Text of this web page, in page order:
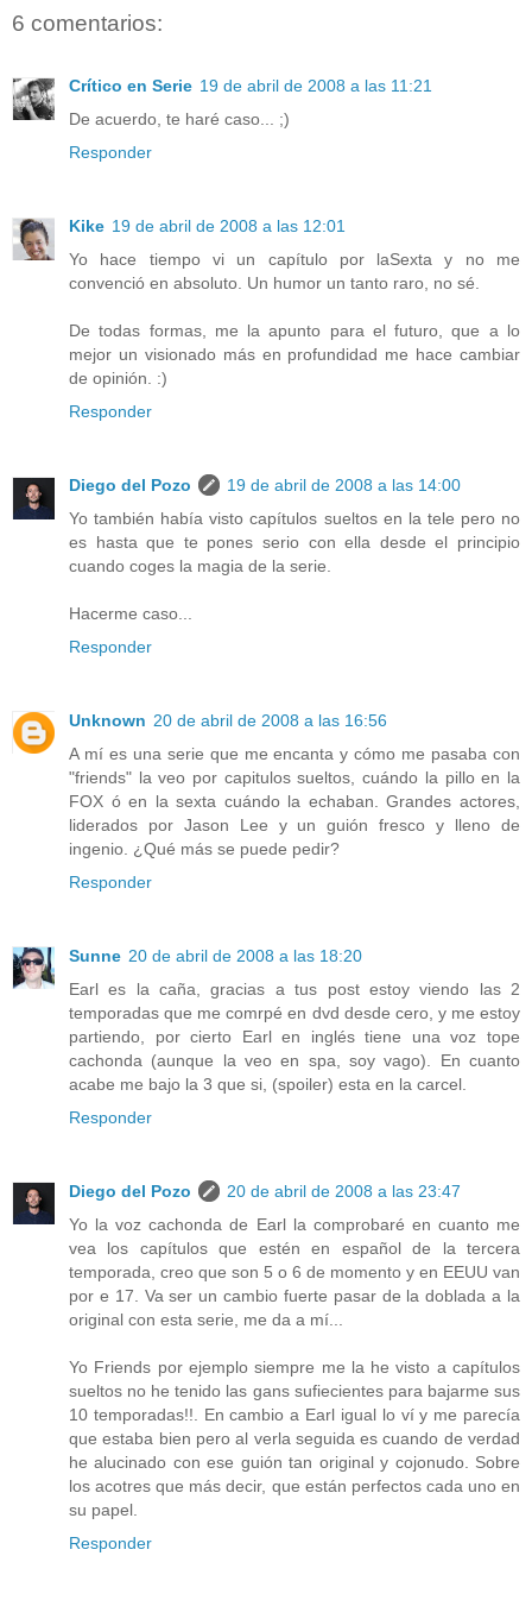
6 comentarios:
Crítico en Serie 19 de abril de 2008 a las 11:21
De acuerdo, te haré caso... ;)
Responder
Kike 19 de abril de 2008 a las 12:01
Yo hace tiempo vi un capítulo por laSexta y no me
convenció en absoluto. Un humor un tanto raro, no sé.
De todas formas, me la apunto para el futuro, que a lo
mejor un visionado más en profundidad me hace cambiar
de opinión. :)
Responder
Diego del Pozo
19 de abril de 2008 a las 14:00
Yo también había visto capítulos sueltos en la tele pero no
es hasta que te pones serio con ella desde el principio
cuando coges la magia de la serie.
Hacerme caso...
Responder
Unknown 20 de abril de 2008 a las 16:56
A mí es una serie que me encanta y cómo me pasaba con
"friends" la veo por capitulos sueltos, cuándo la pillo en la
FOX ó en la sexta cuándo la echaban. Grandes actores,
liderados por Jason Lee y un guión fresco y lleno de
ingenio. ¿Qué más se puede pedir?
Responder
Sunne 20 de abril de 2008 a las 18:20
Earl es la caña, gracias a tus post estoy viendo las 2
temporadas que me comrpé en dvd desde cero, y me estoy
partiendo, por cierto Earl en inglés tiene una voz tope
cachonda (aunque la veo en spa, soy vago). En cuanto
acabe me bajo la 3 que si, (spoiler) esta en la carcel.
Responder
Diego del Pozo
20 de abril de 2008 a las 23:47
Yo la voz cachonda de Earl la comprobaré en cuanto me
vea los capítulos que estén en español de la tercera
temporada, creo que son 5 o 6 de momento y en EEUU van
por e 17. Va ser un cambio fuerte pasar de la doblada a la
original con esta serie, me da a mí...
Yo Friends por ejemplo siempre me la he visto a capítulos
sueltos no he tenido las gans sufiecientes para bajarme sus
10 temporadas!!. En cambio a Earl igual lo ví y me parecía
que estaba bien pero al verla seguida es cuando de verdad
he alucinado con ese guión tan original y cojonudo. Sobre
los acotres que más decir, que están perfectos cada uno en
su papel.
Responder